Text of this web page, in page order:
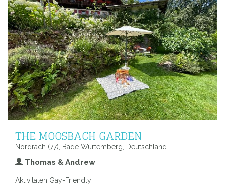
THE MOOSBACH GARDEN
Nordrach (77), Bade Wurtemberg, Deutschland
Thomas & Andrew
Aktivitäten Gay-Friendly